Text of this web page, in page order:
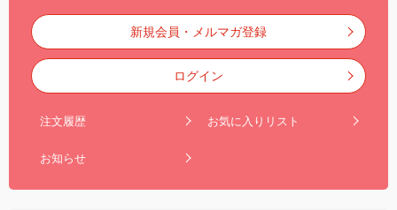
新規会員・メルマガ登録
ログイン
注文履歴 お気に入りリスト
お知らせ